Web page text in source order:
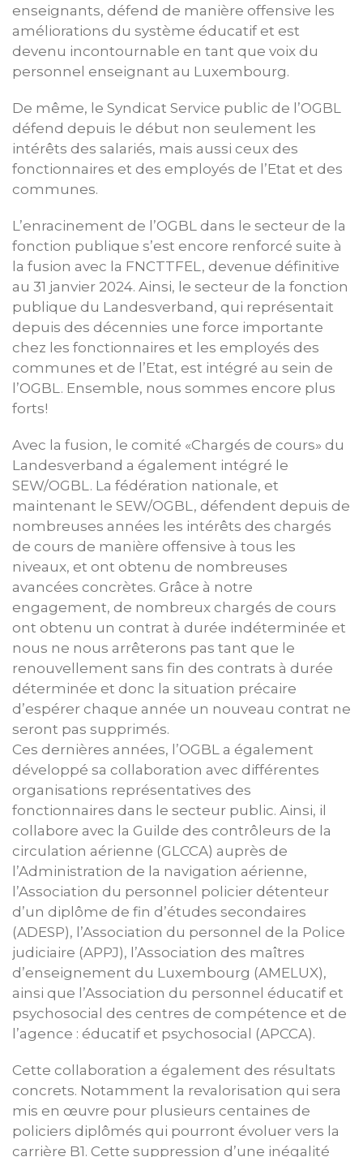
enseignants, défend de manière offensive les
améliorations du système éducatif et est
devenu incontournable en tant que voix du
personnel enseignant au Luxembourg.
De même, le Syndicat Service public de l’OGBL
défend depuis le début non seulement les
intérêts des salariés, mais aussi ceux des
fonctionnaires et des employés de l’Etat et des
communes.
L’enracinement de l’OGBL dans le secteur de la
fonction publique s’est encore renforcé suite à
la fusion avec la FNCTTFEL, devenue définitive
au 31 janvier 2024. Ainsi, le secteur de la fonction
publique du Landesverband, qui représentait
depuis des décennies une force importante
chez les fonctionnaires et les employés des
communes et de l’Etat, est intégré au sein de
l’OGBL. Ensemble, nous sommes encore plus
forts!
Avec la fusion, le comité «Chargés de cours» du
Landesverband a également intégré le
SEW/OGBL. La fédération nationale, et
maintenant le SEW/OGBL, défendent depuis de
nombreuses années les intérêts des chargés
de cours de manière offensive à tous les
niveaux, et ont obtenu de nombreuses
avancées concrètes. Grâce à notre
engagement, de nombreux chargés de cours
ont obtenu un contrat à durée indéterminée et
nous ne nous arrêterons pas tant que le
renouvellement sans fin des contrats à durée
déterminée et donc la situation précaire
d’espérer chaque année un nouveau contrat ne
seront pas supprimés.
Ces dernières années, l’OGBL a également
développé sa collaboration avec différentes
organisations représentatives des
fonctionnaires dans le secteur public. Ainsi, il
collabore avec la Guilde des contrôleurs de la
circulation aérienne (GLCCA) auprès de
l’Administration de la navigation aérienne,
l’Association du personnel policier détenteur
d’un diplôme de fin d’études secondaires
(ADESP), l’Association du personnel de la Police
judiciaire (APPJ), l’Association des maîtres
d’enseignement du Luxembourg (AMELUX),
ainsi que l’Association du personnel éducatif et
psychosocial des centres de compétence et de
l’agence : éducatif et psychosocial (APCCA).
Cette collaboration a également des résultats
concrets. Notamment la revalorisation qui sera
mis en œuvre pour plusieurs centaines de
policiers diplômés qui pourront évoluer vers la
carrière B1. Cette suppression d’une inégalité